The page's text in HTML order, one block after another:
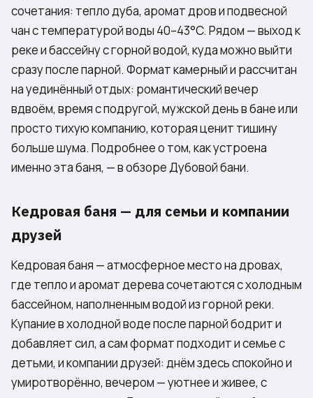
сочетания: тепло дуба, аромат дров и подвесной
чан с температурой воды 40–43°C. Рядом — выход к
реке и бассейну с горной водой, куда можно выйти
сразу после парной. Формат камерный и рассчитан
на уединённый отдых: романтический вечер
вдвоём, время с подругой, мужской день в бане или
просто тихую компанию, которая ценит тишину
больше шума. Подробнее о том, как устроена
именно эта баня, — вобзоре Дубовой бани.
Кедровая баня — для семьи и компании
друзей
Кедровая баня — атмосферное место на дровах,
где тепло и аромат дерева сочетаются с холодным
бассейном, наполненным водой из горной реки.
Купание в холодной воде после парной бодрит и
добавляет сил, а сам формат подходит и семье с
детьми, и компании друзей: днём здесь спокойно и
умиротворённо, вечером — уютнее и живее, с